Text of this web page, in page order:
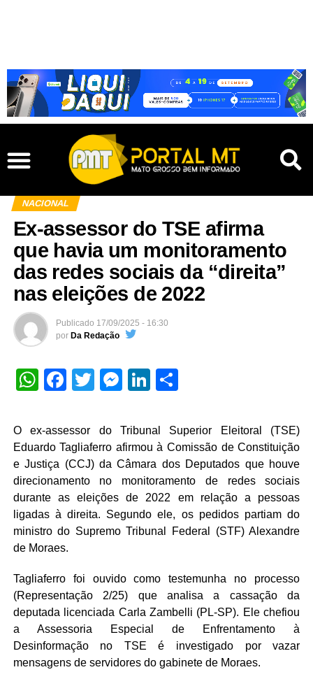
NACIONAL
Ex-assessor do TSE afirma
que havia um monitoramento
das redes sociais da “direita”
nas eleições de 2022
Publicado 17/09/2025 - 16:30
por Da Redação
WhatsApp
Facebook
TwitterMessenger
LinkedIn
O ex-assessor do Tribunal Superior Eleitoral (TSE)
Eduardo Tagliaferro afirmou à Comissão de Constituição
e Justiça (CCJ) da Câmara dos Deputados que houve
direcionamento no monitoramento de redes sociais
durante as eleições de 2022 em relação a pessoas
ligadas à direita. Segundo ele, os pedidos partiam do
ministro do Supremo Tribunal Federal (STF) Alexandre
de Moraes.
Tagliaferro foi ouvido como testemunha no processo
(Representação 2/25) que analisa a cassação da
deputada licenciada Carla Zambelli (PL-SP). Ele chefiou
a Assessoria Especial de Enfrentamento à
Desinformação no TSE é investigado por vazar
mensagens de servidores do gabinete de Moraes.